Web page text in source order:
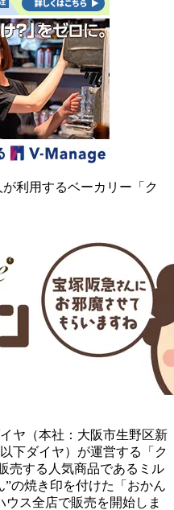
利用するベーカリー「ク
ヤ（本社：大阪市生野区新
下ダイヤ）が運営する「ク
売する人気商品であるミル
の焼き印を付けた「おかん
ウス全店で販売を開始しま